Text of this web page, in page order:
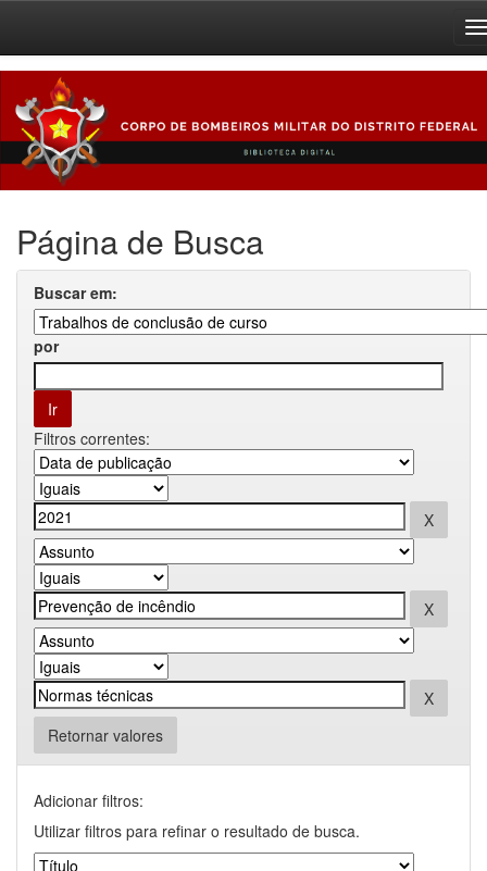
navigation
Página de Busca
Buscar em:
por
Filtros correntes:
Retornar valores
Adicionar filtros:
Utilizar filtros para refinar o resultado de busca.